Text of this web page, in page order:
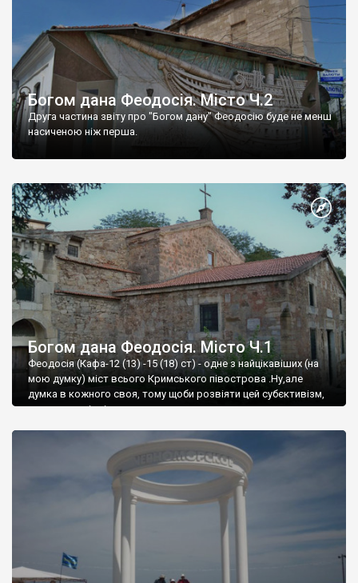
Богом дана Феодосія. Місто Ч.2
Друга частина звіту про "Богом дану" Феодосію буде не менш
насиченою ніж перша.
Богом дана Феодосія. Місто Ч.1
Феодосія (Кафа-12 (13) -15 (18) ст) - одне з найцікавіших (на
мою думку) міст всього Кримського півострова .Ну,але
думка в кожного своя, тому щоби розвіяти цей субєктивізм,
запрошую відвідати це